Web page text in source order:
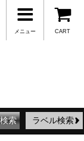
CART
メニュー
ラベル検索